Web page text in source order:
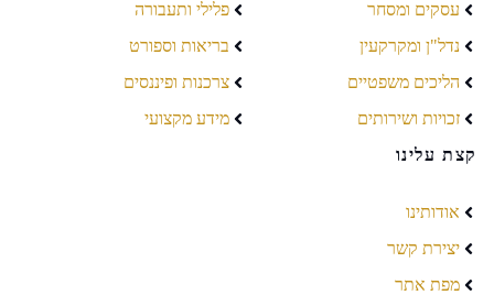
עסקים ומסחר
נדל"ן ומקרקעין
הליכים משפטיים
זכויות ושירותים
פלילי ותעבורה
בריאות וספורט
צרכנות ופיננסים
מידע מקצועי
קצת עלינו
אודותינו
יצירת קשר
מפת אתר